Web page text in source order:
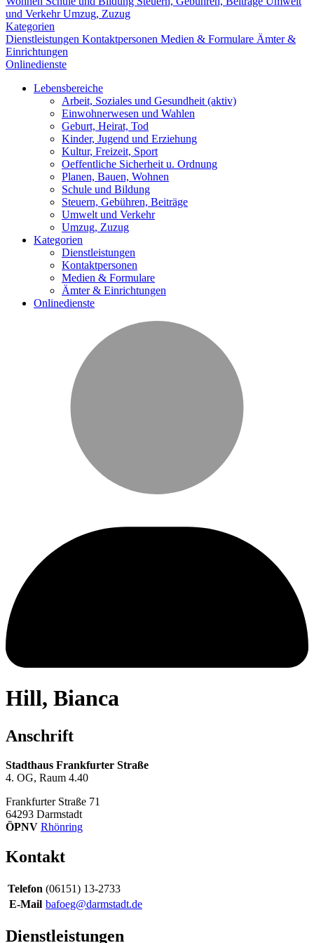
und VerkehrUmzug, Zuzug
Kategorien
Dienstleistungen Kontaktpersonen Medien & Formulare Ämter &
Einrichtungen
Onlinedienste
Lebensbereiche
Arbeit, Soziales und Gesundheit (aktiv)
Einwohnerwesen und Wahlen
Geburt, Heirat, Tod
Kinder, Jugend und Erziehung
Kultur, Freizeit, Sport
Oeffentliche Sicherheit u. Ordnung
Planen, Bauen, Wohnen
Schule und Bildung
Steuern, Gebühren, Beiträge
Umwelt und Verkehr
Umzug, Zuzug
Kategorien
Dienstleistungen
Kontaktpersonen
Medien & Formulare
Ämter & Einrichtungen
Onlinedienste
Hill, Bianca
Anschrift
Stadthaus Frankfurter Straße
4. OG, Raum 4.40
Frankfurter Straße 71
64293 Darmstadt
ÖPNV Rhönring
Kontakt
Telefon (06151) 13-2733
E-Mail bafoeg@darmstadt.de
Dienstleistungen